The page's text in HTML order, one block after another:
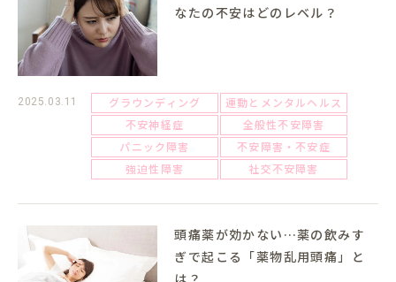
なたの不安はどのレベル？
2025.03.11 グラウンディング
運動とメンタルヘルス
不安神経症
全般性不安障害
パニック障害
不安障害・不安症
強迫性障害
社交不安障害
頭痛薬が効かない…薬の飲みす
ぎで起こる「薬物乱用頭痛」と
は？